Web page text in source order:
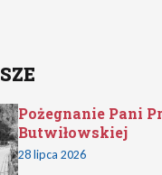
Pożegnanie Pani
Butwiłowskiej
28 lipca 2026